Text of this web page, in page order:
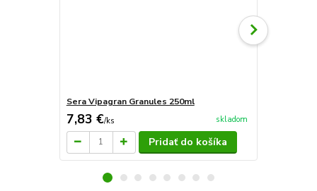
Sera Vipagran Granules 250ml
7,83 €/ks skladom
Pridať do košíka